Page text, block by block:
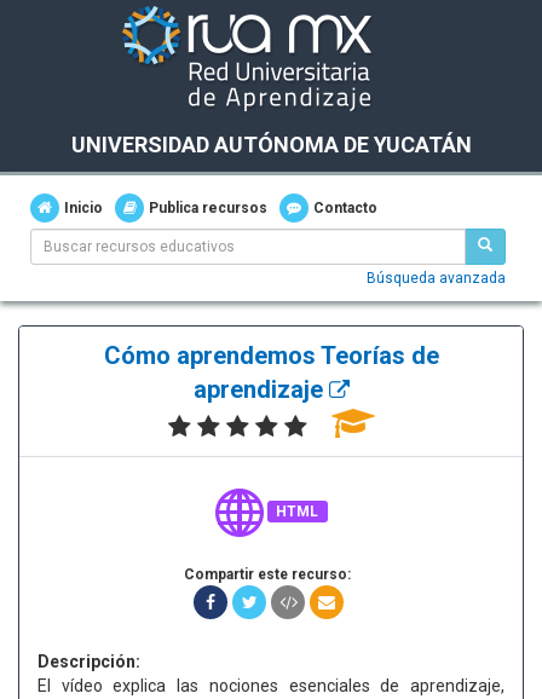
UNIVERSIDAD AUTÓNOMA DE YUCATÁN
Inicio Publica recursos Contacto
Búsqueda avanzada
Cómo aprendemos Teorías de
aprendizaje
HTML
Compartir este recurso:
Descripción:
El vídeo explica las nociones esenciales de aprendizaje,